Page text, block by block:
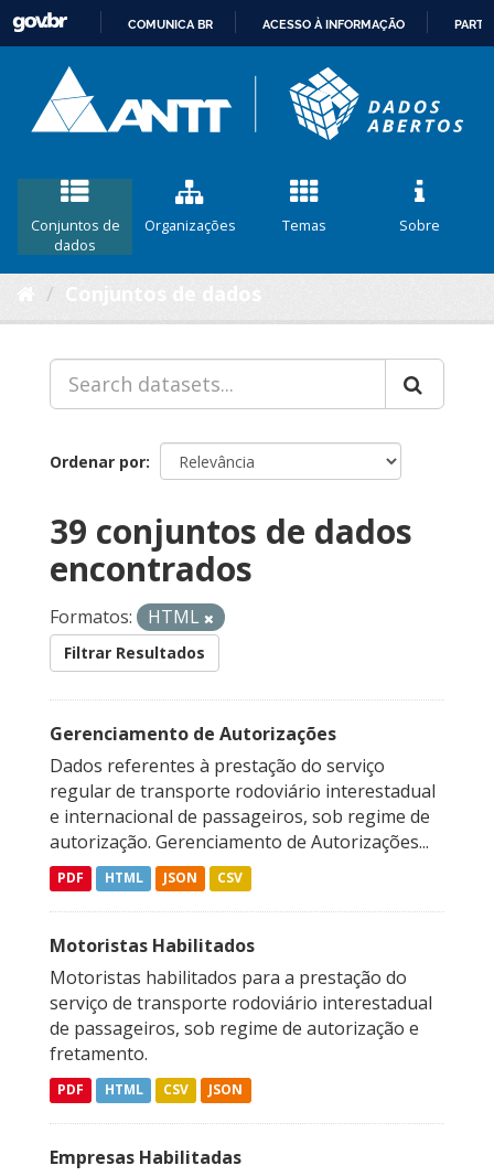
CONTEÚDO
COMUNICA BR ACESSO À INFORMAÇÃO
Conjuntos de
dados
Organizações Temas Sobre
Ordenar por
39 conjuntos de dados
encontrados
Formatos: HTML
Filtrar Resultados
Gerenciamento de Autorizações
Dados referentes à prestação do serviço
regular de transporte rodoviário interestadual
e internacional de passageiros, sob regime de
autorização. Gerenciamento de Autorizações...
PDF HTML JSON CSV
Motoristas Habilitados
Motoristas habilitados para a prestação do
serviço de transporte rodoviário interestadual
de passageiros, sob regime de autorização e
fretamento.
PDF HTML CSV JSON
Empresas Habilitadas